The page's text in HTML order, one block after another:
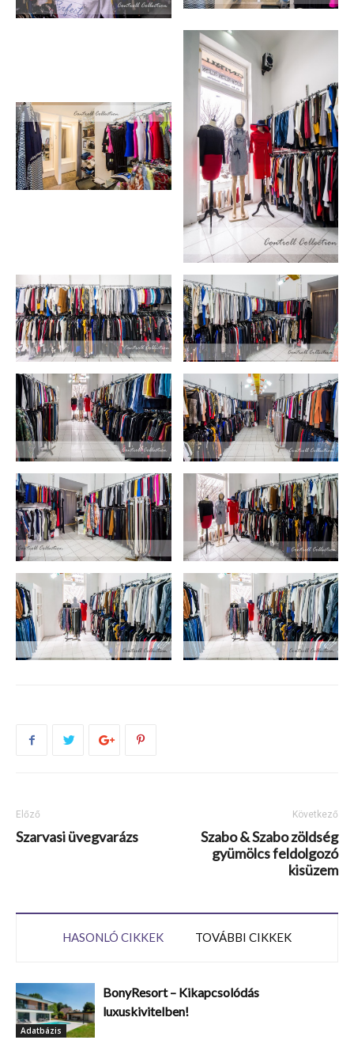
Előző
Szarvasi üvegvarázs
Következő
Szabo & Szabo zöldség
gyümölcs feldolgozó
kisüzem
HASONLÓ CIKKEK TOVÁBBI CIKKEK
Adatbázis
BonyResort – Kikapcsolódás
luxuskivitelben!